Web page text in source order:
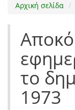
Αρχική σελίδα
το
1973